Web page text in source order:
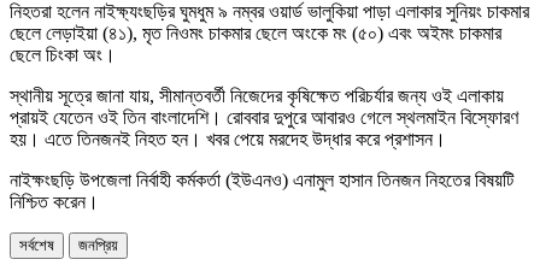
নিহতরা হলেন নাইক্ষ্যংছড়ির ঘুমধুম ৯ নম্বর ওয়ার্ড ভালুকিয়া পাড়া এলাকার সুনিয়ং চাকমার
ছেলে লেড়াইয়া (৪১), মৃত নিওমং চাকমার ছেলে অংকে মং (৫০) এবং অইমং চাকমার
ছেলে চিংকা অং।
স্থানীয় সূত্রে জানা যায়, সীমান্তবর্তী নিজেদের কৃষিক্ষেত পরিচর্যার জন্য ওই এলাকায়
প্রায়ই যেতেন ওই তিন বাংলাদেশি। রোববার দুপুরে আবারও গেলে স্থলমাইন বিস্ফোরণ
হয়। এতে তিনজনই নিহত হন। খবর পেয়ে মরদেহ উদ্ধার করে প্রশাসন।
নাইক্ষংছড়ি উপজেলা নির্বাহী কর্মকর্তা (ইউএনও) এনামুল হাসান তিনজন নিহতের বিষয়টি
নিশ্চিত করেন।
সর্বশেষ জনপ্রিয়